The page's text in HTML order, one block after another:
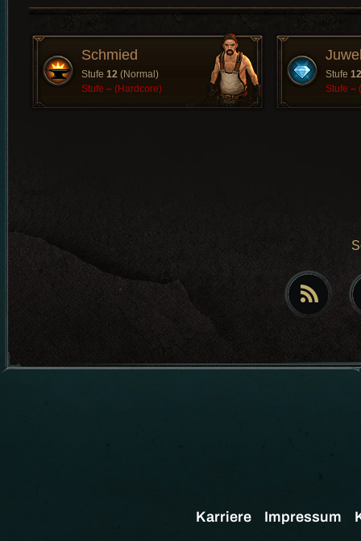
Schmied
Stufe 12 (Normal)
Stufe – (Hardcore)
Stufe 12
Stufe –